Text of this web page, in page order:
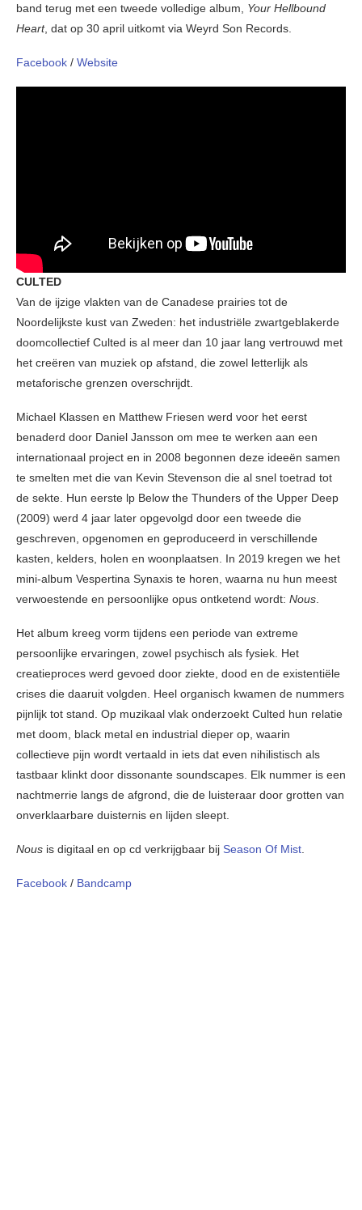
band terug met een tweede volledige album, Your Hellbound
Heart, dat op 30 april uitkomt via Weyrd Son Records.
Facebook / Website
CULTED
Van de ijzige vlakten van de Canadese prairies tot de
Noordelijkste kust van Zweden: het industriële zwartgeblakerde
doomcollectief Culted is al meer dan 10 jaar lang vertrouwd met
het creëren van muziek op afstand, die zowel letterlijk als
metaforische grenzen overschrijdt.
Michael Klassen en Matthew Friesen werd voor het eerst
benaderd door Daniel Jansson om mee te werken aan een
internationaal project en in 2008 begonnen deze ideeën samen
te smelten met die van Kevin Stevenson die al snel toetrad tot
de sekte. Hun eerste lp Below the Thunders of the Upper Deep
(2009) werd 4 jaar later opgevolgd door een tweede die
geschreven, opgenomen en geproduceerd in verschillende
kasten, kelders, holen en woonplaatsen. In 2019 kregen we het
mini-album Vespertina Synaxis te horen, waarna nu hun meest
verwoestende en persoonlijke opus ontketend wordt: Nous.
Het album kreeg vorm tijdens een periode van extreme
persoonlijke ervaringen, zowel psychisch als fysiek. Het
creatieproces werd gevoed door ziekte, dood en de existentiële
crises die daaruit volgden. Heel organisch kwamen de nummers
pijnlijk tot stand. Op muzikaal vlak onderzoekt Culted hun relatie
met doom, black metal en industrial dieper op, waarin
collectieve pijn wordt vertaald in iets dat even nihilistisch als
tastbaar klinkt door dissonante soundscapes. Elk nummer is een
nachtmerrie langs de afgrond, die de luisteraar door grotten van
onverklaarbare duisternis en lijden sleept.
Nous is digitaal en op cd verkrijgbaar bij Season Of Mist.
Facebook / Bandcamp